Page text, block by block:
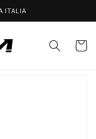
ITALIA
Carrello